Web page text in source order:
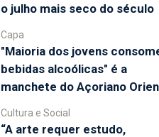
o julho mais seco do século
Capa
"Maioria dos jovens
bebidas alcoólicas" é a
manchete do Açoriano
Cultura e Social
“A arte requer estudo,